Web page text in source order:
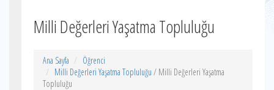
Milli Değerleri Yaşatma Topluluğu
Ana Sayfa
Öğrenci
Milli Değerleri Yaşatma Topluluğu / Milli Değerleri Yaşatma
Topluluğu